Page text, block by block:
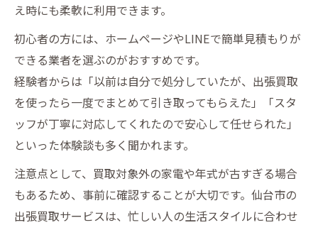
え時にも柔軟に利用できます。
初心者の方には、ホームページやLINEで簡単見積もりが
できる業者を選ぶのがおすすめです。
経験者からは「以前は自分で処分していたが、出張買取
を使ったら一度でまとめて引き取ってもらえた」「スタ
ッフが丁寧に対応してくれたので安心して任せられた」
といった体験談も多く聞かれます。
注意点として、買取対象外の家電や年式が古すぎる場合
もあるため、事前に確認することが大切です。仙台市の
出張買取サービスは、忙しい人の生活スタイルに合わせ